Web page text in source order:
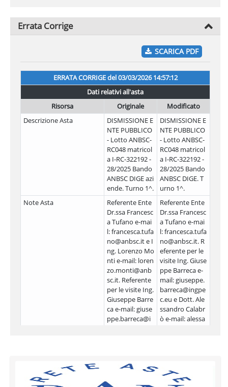
Errata Corrige
SCARICA PDF
ERRATA CORRIGE del03/03/2026 14:57:12
Dati relativi all'asta
Risorsa
Originale
Modificato
Descrizione Asta
DISMISSIONE E
NTE PUBBLICO
- Lotto ANBSC-
RC048 matricol
a I-RC-322192 -
28/2025 Bando
ANBSC DIGE azi
ende. Turno 1^.
DISMISSIONE E
NTE PUBBLICO
- Lotto ANBSC-
RC048 matricol
a I-RC-322192 -
28/2025 Bando
ANBSC DIGE. T
urno 1^.
Note Asta
Referente Ente
Dr.ssa Francesc
a Tufano e-mai
l: francesca.tufa
no@anbsc.it e I
ng. Lorenzo Mo
nti e-mail: loren
zo.monti@anb
sc.it. Referente
per le visite Ing.
Giuseppe Barre
ca e-mail: giuse
ppe.barreca@i
@pec.it
Referente Ente
Dr.ssa Francesc
a Tufano e-mai
l: francesca.tufa
no@anbsc.it. R
eferente per le
visite Ing. Giuse
ppe Barreca e-
mail: giuseppe.
barreca@ingpe
c.eu e Dott. Ale
ssandro Calabr
ò e-mail: alessa
ERRATA CORRIGE del
03/03/2026 14:59:17